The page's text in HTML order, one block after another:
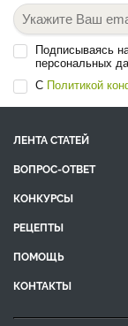
Подписываясь
персональных
С Политикой
ЛЕНТА СТАТЕЙ
ВОПРОС-ОТВЕТ
КОНКУРСЫ
РЕЦЕПТЫ
ПОМОЩЬ
КОНТАКТЫ